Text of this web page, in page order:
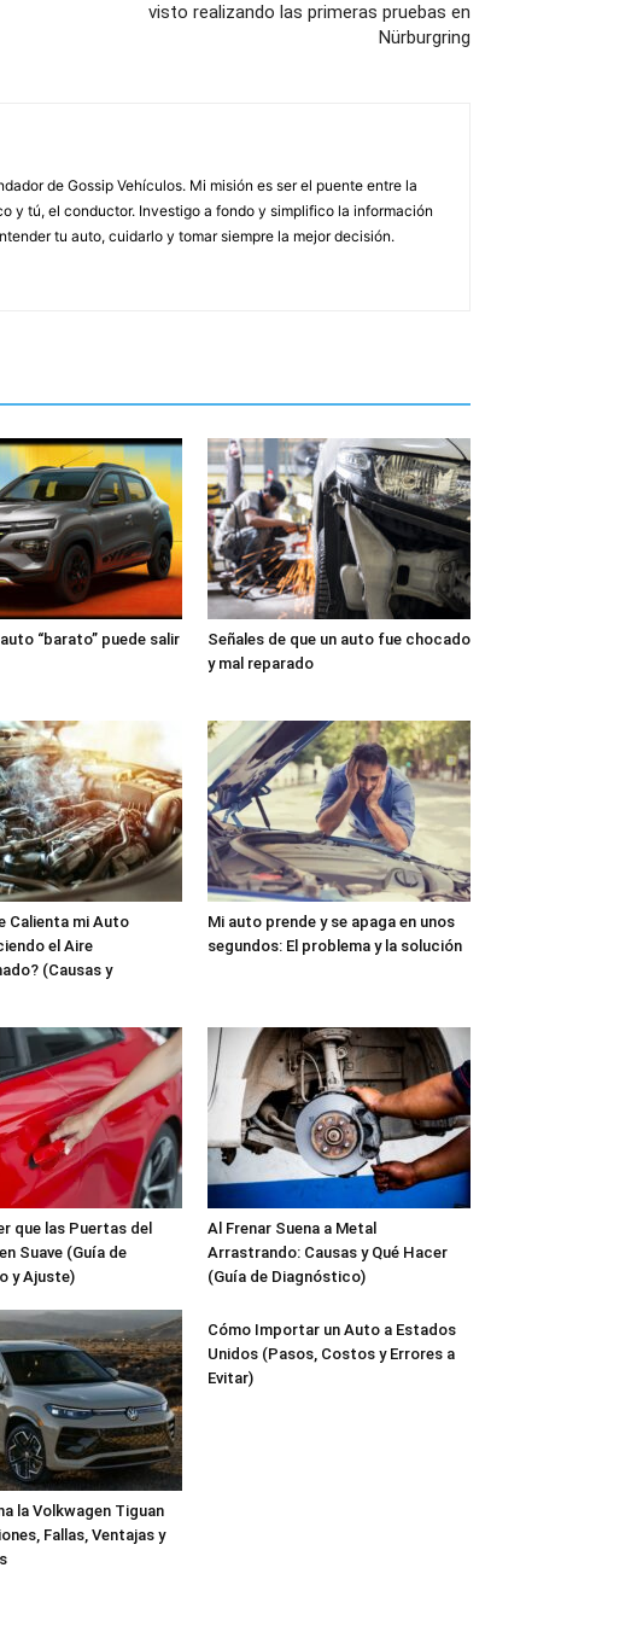
visto realizando las primeras pruebas en
Nürburgring
de Gossip Vehículos. Mi misión es ser el puente entre la
y tú, el conductor. Investigo a fondo y simplifico la información
tu auto, cuidarlo y tomar siempre la mejor decisión.
“barato” puede salir
Señales de que un auto fue chocado
y mal reparado
Calienta mi Auto
el Aire
(Causas y
Mi auto prende y se apaga en unos
segundos: El problema y la solución
que las Puertas del
Suave (Guía de
y Ajuste)
Al Frenar Suena a Metal
Arrastrando: Causas y Qué Hacer
(Guía de Diagnóstico)
la Volkwagen Tiguan
Fallas, Ventajas y
Cómo Importar un Auto a Estados
Unidos (Pasos, Costos y Errores a
Evitar)